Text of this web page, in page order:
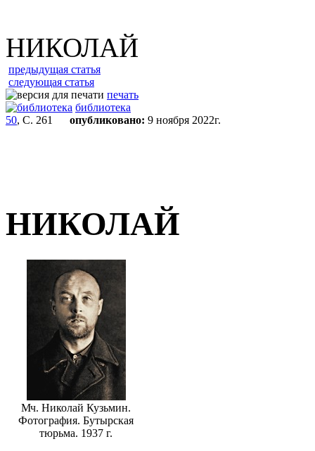
НИКОЛАЙ
предыдущая статья
следующая статья
печать
библиотека
50, С. 261 опубликовано: 9 ноября 2022г.
НИКОЛАЙ
Мч. Николай Кузьмин.
Фотография. Бутырская
тюрьма. 1937 г.